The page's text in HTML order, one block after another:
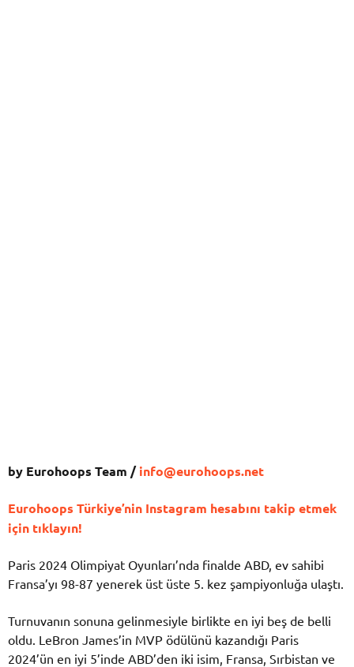
by Eurohoops Team /info@eurohoops.net
Eurohoops Türkiye’nin Instagram hesabını takip etmek
için tıklayın!
Paris 2024 Olimpiyat Oyunları’nda finalde ABD, ev sahibi
Fransa’yı 98-87 yenerek üst üste 5. kez şampiyonluğa ulaştı.
Turnuvanın sonuna gelinmesiyle birlikte en iyi beş de belli
oldu. LeBron James’in MVP ödülünü kazandığı Paris
2024’ün en iyi 5’inde ABD’den iki isim, Fransa, Sırbistan ve